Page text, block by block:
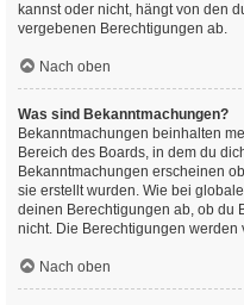
kannst oder nicht, hängt von den
vergebenen Berechtigungen ab.
Nach oben
Was sind Bekanntmachungen?
Bekanntmachungen beinhalten
Bereich des Boards, in dem du
Bekanntmachungen erscheinen
sie erstellt wurden. Wie bei
deinen Berechtigungen ab, ob du
nicht. Die Berechtigungen
Nach oben